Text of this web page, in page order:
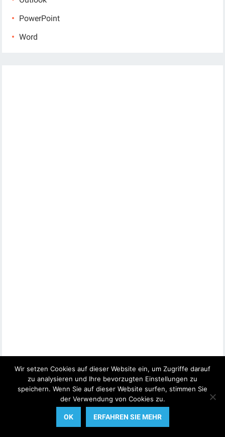
PowerPoint
Word
Wir setzen Cookies auf dieser Website ein, um Zugriffe darauf
zu analysieren und Ihre bevorzugten Einstellungen zu
speichern. Wenn Sie auf dieser Website surfen, stimmen Sie
der Verwendung von Cookies zu.
OK ERFAHREN SIE MEHR